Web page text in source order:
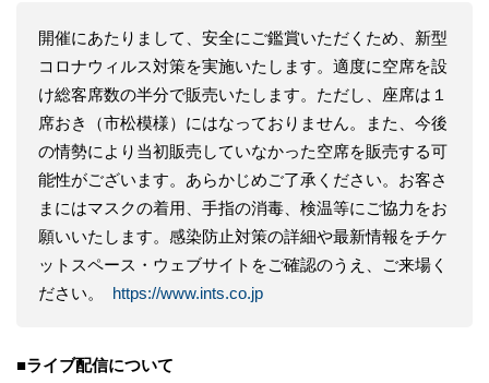
開催にあたりまして、安全にご鑑賞いただくため、新型
コロナウィルス対策を実施いたします。適度に空席を設
け総客席数の半分で販売いたします。ただし、座席は１
席おき（市松模様）にはなっておりません。また、今後
の情勢により当初販売していなかった空席を販売する可
能性がございます。あらかじめご了承ください。お客さ
まにはマスクの着用、手指の消毒、検温等にご協力をお
願いいたします。感染防止対策の詳細や最新情報をチケ
ットスペース・ウェブサイトをご確認のうえ、ご来場く
ださい。 https://www.ints.co.jp
■ライブ配信について